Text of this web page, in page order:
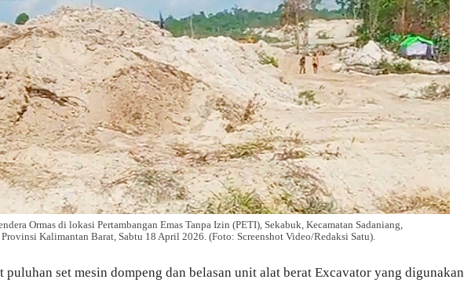
Ormas di lokasi Pertambangan Emas Tanpa Izin (PETI), Sekabuk, Kecamatan Sadaniang,
Kalimantan Barat, Sabtu 18 April 2026. (Foto: Screenshot Video/Redaksi Satu).
set mesin dompeng dan belasan unit alat berat Excavator yang digunakan